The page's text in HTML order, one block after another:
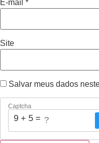
E-mail *
Site
Salvar meus dados
Captcha
9 + 5 = ?